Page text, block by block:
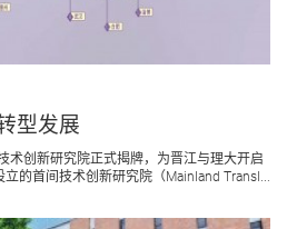
型发展
术创新研究院正式揭牌，为晋江与理大开启
的首间技术创新研究院（Mainland Transl...